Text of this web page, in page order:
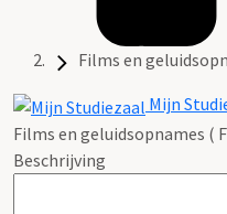
Films en
Mijn
Films en geluidsopnames (
Beschrijving